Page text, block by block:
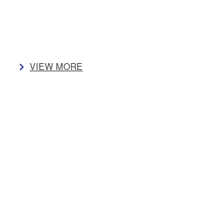
VIEW MORE